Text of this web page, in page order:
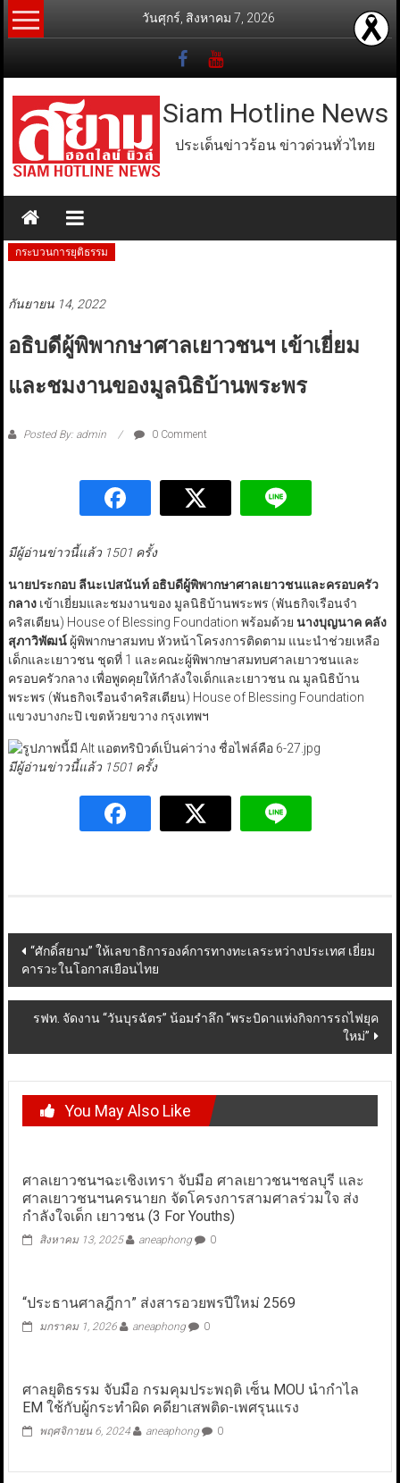
Skip
to
วันศุกร์, สิงหาคม 7, 2026
Siam Hotline News
ประเด็นข่าวร้อน ข่าวด่วนทั่วไทย
กระบวนการยุติธรรม
กันยายน 14, 2022
อธิบดีผู้พิพากษาศาลเยาวชนฯ เข้าเยี่ยม
และชมงานของมูลนิธิบ้านพระพร
Posted By: admin 0 Comment
มีผู้อ่านข่าวนี้แล้ว 1501 ครั้ง
นายประกอบ ลีนะเปสนันท์ อธิบดีผู้พิพากษาศาลเยาวชนและครอบครัว
กลางเข้าเยี่ยมและชมงานของ มูลนิธิบ้านพระพร (พันธกิจเรือนจำ
คริสเตียน) House of Blessing Foundation พร้อมด้วย นางบุญนาค คลัง
สุภาวิพัฒน์ผู้พิพากษาสมทบ หัวหน้าโครงการติดตาม แนะนำช่วยเหลือ
เด็กและเยาวชน ชุดที่ 1 และคณะผู้พิพากษาสมทบศาลเยาวชนและ
ครอบครัวกลาง เพื่อพูดคุยให้กำลังใจเด็กและเยาวชน ณ มูลนิธิบ้าน
พระพร (พันธกิจเรือนจำคริสเตียน) House of Blessing Foundation
แขวงบางกะปิ เขตห้วยขวาง กรุงเทพฯ
มีผู้อ่านข่าวนี้แล้ว 1501 ครั้ง
Post
navigation
“ศักดิ์สยาม” ให้เลขาธิการองค์การทางทะเลระหว่างประเทศ เยี่ยม
คารวะในโอกาสเยือนไทย
รฟท. จัดงาน “วันบุรฉัตร” น้อมรำลึก “พระบิดาแห่งกิจการรถไฟยุค
ใหม่”
You May Also Like
ศาลเยาวชนฯฉะเชิงเทรา จับมือ ศาลเยาวชนฯชลบุรี และ
ศาลเยาวชนฯนครนายก จัดโครงการสามศาลร่วมใจ ส่ง
กำลังใจเด็ก เยาวชน (3 For Youths)
สิงหาคม 13, 2025 aneaphong 0
“ประธานศาลฎีกา” ส่งสารอวยพรปีใหม่ 2569
มกราคม 1, 2026 aneaphong 0
ศาลยุติธรรม จับมือ กรมคุมประพฤติ เซ็น MOU นำกำไล
EM ใช้กับผู้กระทำผิด คดียาเสพติด-เพศรุนแรง
พฤศจิกายน 6, 2024 aneaphong 0